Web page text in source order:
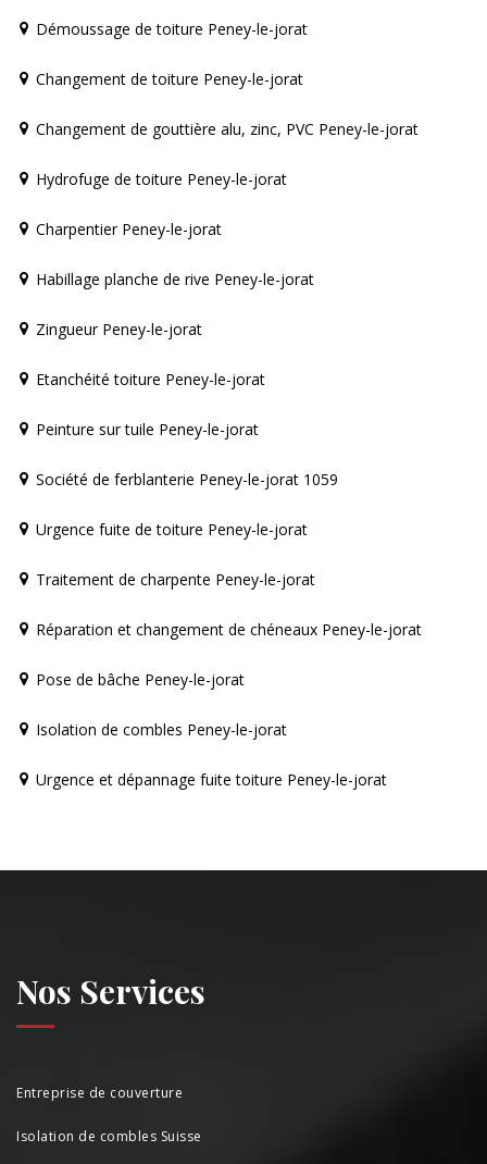
Démoussage de toiture Peney-le-jorat
Changement de toiture Peney-le-jorat
Changement de gouttière alu, zinc, PVC Peney-le-jorat
Hydrofuge de toiture Peney-le-jorat
Charpentier Peney-le-jorat
Habillage planche de rive Peney-le-jorat
Zingueur Peney-le-jorat
Etanchéité toiture Peney-le-jorat
Peinture sur tuile Peney-le-jorat
Société de ferblanterie Peney-le-jorat 1059
Urgence fuite de toiture Peney-le-jorat
Traitement de charpente Peney-le-jorat
Réparation et changement de chéneaux Peney-le-jorat
Pose de bâche Peney-le-jorat
Isolation de combles Peney-le-jorat
Urgence et dépannage fuite toiture Peney-le-jorat
Nos Services
Entreprise de couverture
Isolation de combles Suisse